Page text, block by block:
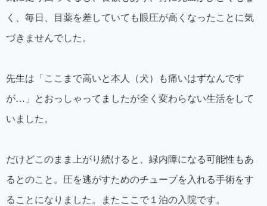
く、毎日、目薬を差していても眼圧が高くなったことに気
づきませんでした。
先生は「ここまで高いと本人（犬）も痛いはずなんです
が…」とおっしゃってましたが全く変わらない生活をして
いました。
だけどこのまま上がり続けると、緑内障になる可能性もあ
るとのこと。圧を逃がすためのチューブを入れる手術をす
ることになりました。またここで１泊の入院です。